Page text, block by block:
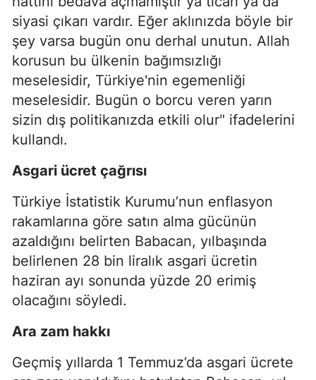
siyasi çıkarı vardır. Eğer aklınızda böyle bir
şey varsa bugün onu derhal unutun. Allah
korusun bu ülkenin bağımsızlığı
meselesidir, Türkiye'nin egemenliği
meselesidir. Bugün o borcu veren yarın
sizin dış politikanızda etkili olur" ifadelerini
kullandı.
Asgari ücret çağrısı
Türkiye İstatistik Kurumu’nun enflasyon
rakamlarına göre satın alma gücünün
azaldığını belirten Babacan, yılbaşında
belirlenen 28 bin liralık asgari ücretin
haziran ayı sonunda yüzde 20 erimiş
olacağını söyledi.
Ara zam hakkı
Geçmiş yıllarda 1 Temmuz’da asgari ücrete